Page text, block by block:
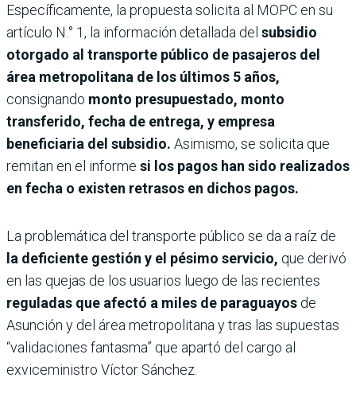
Específicamente, la propuesta solicita al MOPC en su
artículo N.° 1, la información detallada del subsidio
otorgado al transporte público de pasajeros del
área metropolitana de los últimos 5 años,
consignando monto presupuestado, monto
transferido, fecha de entrega, y empresa
beneficiaria del subsidio. Asimismo, se solicita que
remitan en el informe si los pagos han sido realizados
en fecha o existen retrasos en dichos pagos.
La problemática del transporte público se da a raíz de
la deficiente gestión y el pésimo servicio, que derivó
en las quejas de los usuarios luego de las recientes
reguladas que afectó a miles de paraguayos de
Asunción y del área metropolitana y tras las supuestas
“validaciones fantasma” que apartó del cargo al
exviceministro Víctor Sánchez.